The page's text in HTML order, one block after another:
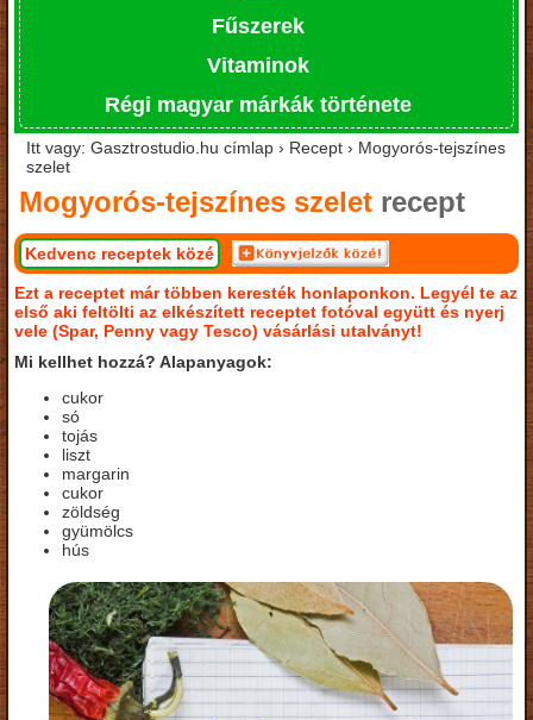
Fűszerek
Vitaminok
Régi magyar márkák története
Itt vagy: Gasztrostudio.hu címlap › Recept › Mogyorós-tejszínes
szelet
Mogyorós-tejszínes szelet recept
Kedvenc receptek közé
Ezt a receptet már többen keresték honlaponkon. Legyél te az
első aki feltölti az elkészített receptet fotóval együtt és nyerj
vele (Spar, Penny vagy Tesco) vásárlási utalványt!
Mi kellhet hozzá? Alapanyagok:
cukor
só
tojás
liszt
margarin
cukor
zöldség
gyümölcs
hús